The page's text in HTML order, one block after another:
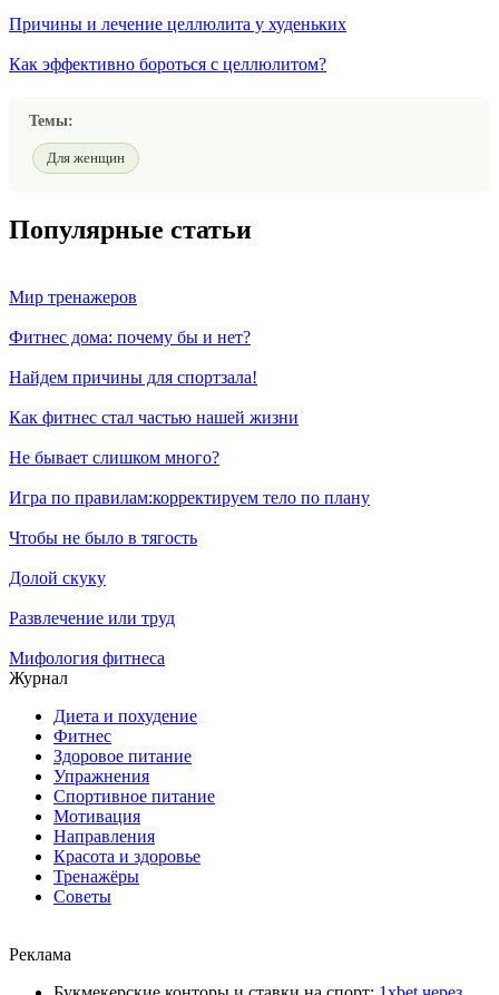
Причины и лечение целлюлита у худеньких
Как эффективно бороться с целлюлитом?
Темы:
Для женщин
Популярные статьи
Мир тренажеров
Фитнес дома: почему бы и нет?
Найдем причины для спортзала!
Как фитнес стал частью нашей жизни
Не бывает слишком много?
Игра по правилам:корректируем тело по плану
Чтобы не было в тягость
Долой скуку
Развлечение или труд
Мифология фитнеса
Журнал
Диета и похудение
Фитнес
Здоровое питание
Упражнения
Спортивное питание
Мотивация
Направления
Красота и здоровье
Тренажёры
Советы
Реклама